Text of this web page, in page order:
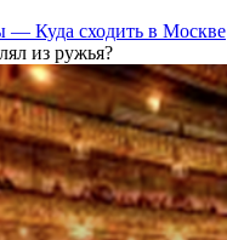
Куда сходить в Москве
из ружья?